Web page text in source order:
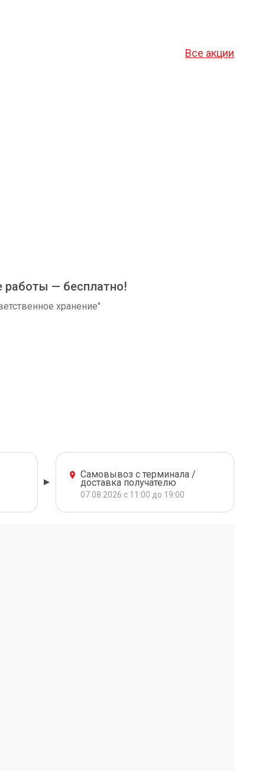
Все акции
работы — бесплатно!
хранение"
Самовывоз с терминала /
доставка получателю
07.08.2026 с 11:00 до 19:00